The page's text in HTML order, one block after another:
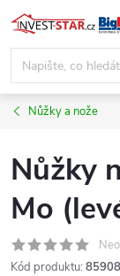
Přejít
na
obsah
Nůžky a nože
Nůžky
Mo
Kód produktu: